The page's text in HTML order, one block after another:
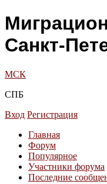
Санкт-
МСК
СПБ
Вход Регистрация
Главная
Форум
Популярное
Участники форума
Последние